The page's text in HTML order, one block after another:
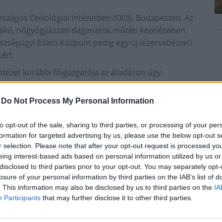
Do Not Process My Personal Information
opt-out of the sale, sharing to third parties, or processing of your
for targeted advertising by us, please use the below opt-out
selection. Please note that after your opt-out request is processed
interest-based ads based on personal information utilized by us
to third parties prior to your opt-out. You may separately
of your personal information by third parties on the IAB’s list of
This information may also be disclosed by us to third parties on the
Participants that may further disclose it to other third parties.
Onkológiai Intézetben (OOI), Budapesten. Az
nőgyógyászati daganatok műtéti kezelésében
Ellátó Központ pedig egy új lézersebészeti
korábbi főigazgatója az átadáson úgy
a magyar onkológia számára
harmadikként - már használtak lézert a
főorvosa bemutatta a lézersebészeti eszközt.
szájüregben, a gégében és a fülben
lehet elvégezni
vezetője a laparoszkópról elmondta, az
képalkotásra is képes, a fluoreszkáló
elváltozásokat is képes kimutatni.